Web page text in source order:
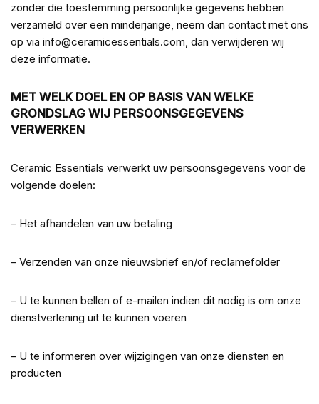
zonder die toestemming persoonlijke gegevens hebben
verzameld over een minderjarige, neem dan contact met ons
op via info@ceramicessentials.com, dan verwijderen wij
deze informatie.
MET WELK DOEL EN OP BASIS VAN WELKE
GRONDSLAG WIJ PERSOONSGEGEVENS
VERWERKEN
Ceramic Essentials verwerkt uw persoonsgegevens voor de
volgende doelen:
– Het afhandelen van uw betaling
– Verzenden van onze nieuwsbrief en/of reclamefolder
– U te kunnen bellen of e-mailen indien dit nodig is om onze
dienstverlening uit te kunnen voeren
– U te informeren over wijzigingen van onze diensten en
producten